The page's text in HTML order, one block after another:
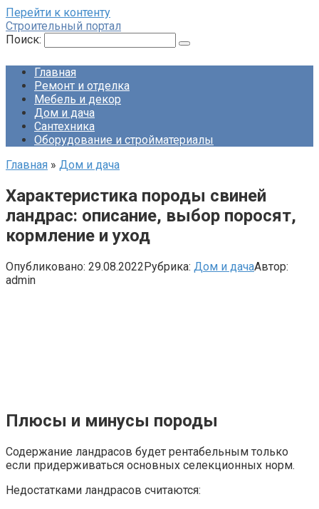
Перейти к контенту
Строительный портал
Поиск:
Главная
Ремонт и отделка
Мебель и декор
Дом и дача
Сантехника
Оборудование и стройматериалы
Главная » Дом и дача
Характеристика породы свиней
ландрас: описание, выбор поросят,
кормление и уход
Опубликовано: 29.08.2022Рубрика: Дом и дачаАвтор:
admin
Плюсы и минусы породы
Содержание ландрасов будет рентабельным только
если придерживаться основных селекционных норм.
Недостатками ландрасов считаются: